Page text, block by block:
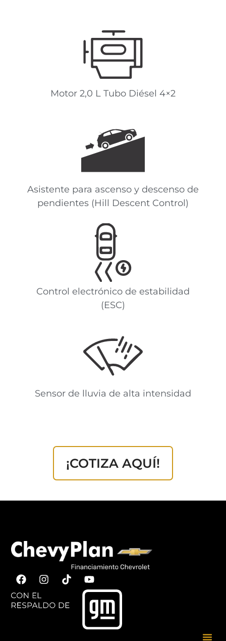
Motor 2,0 L Tubo Diésel 4×2
Asistente para ascenso y descenso de
pendientes (Hill Descent Control)
Control electrónico de estabilidad
(ESC)
Sensor de lluvia de alta intensidad
¡COTIZA AQUÍ!